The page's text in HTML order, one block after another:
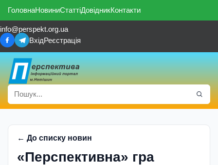
ГоловнаНовиниСтаттіДовідникКонтакти
info@perspekt.org.ua
ВхідРеєстрація
← До списку новин
«Перспективна» гра